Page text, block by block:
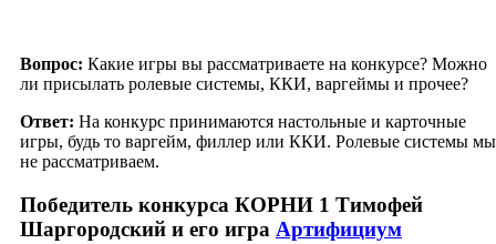
Вопрос: Какие игры вы рассматриваете на конкурсе? Можно
ли присылать ролевые системы, ККИ, варгеймы и прочее?
Ответ: На конкурс принимаются настольные и карточные
игры, будь то варгейм, филлер или ККИ. Ролевые системы мы
не рассматриваем.
Победитель конкурса КОРНИ 1 Тимофей
Шаргородский и его игра Артифициум